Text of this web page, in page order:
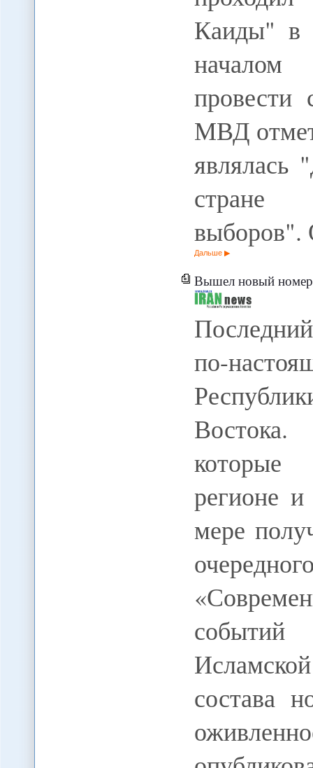
Каиды" в
началом
МВД
являлась
стране
Дальше
Вышел новый
по-
которые
регионе
мере
событий
состава